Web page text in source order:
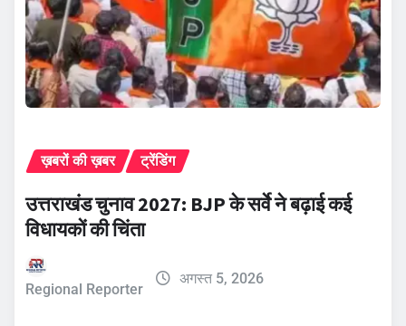
ख़बरों की ख़बर ट्रेंडिंग
उत्तराखंड चुनाव 2027: BJP के सर्वे ने बढ़ाई कई
विधायकों की चिंता
Regional Reporter
अगस्त 5, 2026